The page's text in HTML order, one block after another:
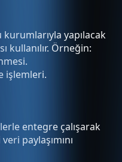
yapılacak
kullanılır. Örneğin:
işlemleri.
entegre çalışarak
paylaşımını